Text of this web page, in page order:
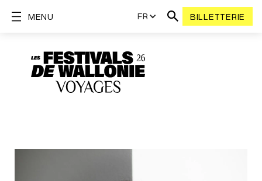
FR BILLETTERIE
MENU